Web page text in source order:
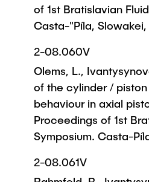
of 1st Bratislavian
Casta-"Píla, Slowakei,
2-08.060V
Olems, L.,
of the cylinder /
behaviour in axial
Proceedings of 1st
Symposium. Casta-
2-08.061V